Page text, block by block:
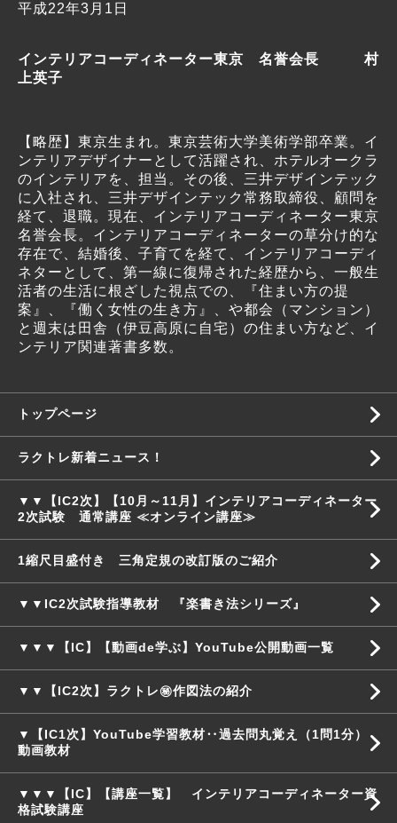
平成22年3月1日
インテリアコーディネーター東京 名誉会長 村
上英子
【略歴】東京生まれ。東京芸術大学美術学部卒業。イ
ンテリアデザイナーとして活躍され、ホテルオークラ
のインテリアを、担当。その後、三井デザインテック
に入社され、三井デザインテック常務取締役、顧問を
経て、退職。現在、インテリアコーディネーター東京
名誉会長。インテリアコーディネーターの草分け的な
存在で、結婚後、子育てを経て、インテリアコーディ
ネターとして、第一線に復帰された経歴から、一般生
活者の生活に根ざした視点での、『住まい方の提
案』、『働く女性の生き方』、や都会（マンション）
と週末は田舎（伊豆高原に自宅）の住まい方など、イ
ンテリア関連著書多数。
トップページ
ラクトレ新着ニュース！
▼▼【IC2次】【10月～11月】インテリアコーディネーター
2次試験 通常講座 ≪オンライン講座≫
1縮尺目盛付き 三角定規の改訂版のご紹介
▼▼IC2次試験指導教材 『楽書き法シリーズ』
▼▼▼【IC】【動画de学ぶ】YouTube公開動画一覧
▼▼【IC2次】ラクトレ㊙作図法の紹介
▼【IC1次】YouTube学習教材‥過去問丸覚え（1問1分）
動画教材
▼▼▼【IC】【講座一覧】 インテリアコーディネーター資
格試験講座